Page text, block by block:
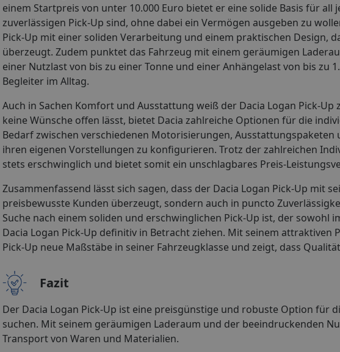
einem Startpreis von unter 10.000 Euro bietet er eine solide Basis für
zuverlässigen Pick-Up sind, ohne dabei ein Vermögen ausgeben zu
Pick-Up mit einer soliden Verarbeitung und einem praktischen Design,
überzeugt. Zudem punktet das Fahrzeug mit einem geräumigen
einer Nutzlast von bis zu einer Tonne und einer Anhängelast von bis zu
Begleiter im Alltag.
Auch in Sachen Komfort und Ausstattung weiß der Dacia Logan Pick-
keine Wünsche offen lässt, bietet Dacia zahlreiche Optionen für die
Bedarf zwischen verschiedenen Motorisierungen, Ausstattungspaketen
ihren eigenen Vorstellungen zu konfigurieren. Trotz der zahlreichen
stets erschwinglich und bietet somit ein unschlagbares Preis-
Zusammenfassend lässt sich sagen, dass der Dacia Logan Pick-Up mit
preisbewusste Kunden überzeugt, sondern auch in puncto
Suche nach einem soliden und erschwinglichen Pick-Up ist, der
Dacia Logan Pick-Up definitiv in Betracht ziehen. Mit seinem
Pick-Up neue Maßstäbe in seiner Fahrzeugklasse und zeigt, dass
Fazit
Der Dacia Logan Pick-Up ist eine preisgünstige und robuste Option für
suchen. Mit seinem geräumigen Laderaum und der beeindruckenden
Transport von Waren und Materialien.